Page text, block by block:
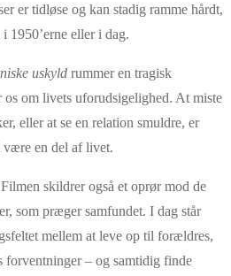
er tidløse og kan stadig ramme hårdt,
1950’erne eller i dag.
uskyld rummer en tragisk
os om livets uforudsigelighed. At miste
eller at se en relation smuldre, er
en del af livet.
skildrer også et oprør mod de
som præger samfundet. I dag står
mellem at leve op til forældres,
forventninger – og samtidig finde